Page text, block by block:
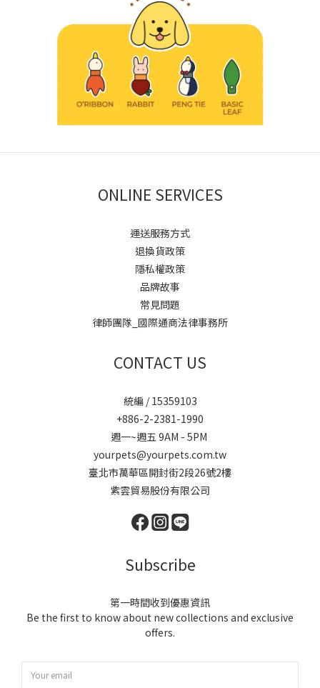
ONLINE SERVICES
運送服務方式
退換貨政策
隱私權政策
品牌故事
常見問題
律師團隊_國際通商法律事務所
CONTACT US
統編 / 15359103
+886-2-2381-1990
週一~週五 9AM - 5PM
yourpets@yourpets.com.tw
臺北市萬華區開封街2段26號2樓
紫雲貿易股份有限公司
Subscribe
第一時間收到優惠資訊
Be the first to know about new collections and exclusive
offers.